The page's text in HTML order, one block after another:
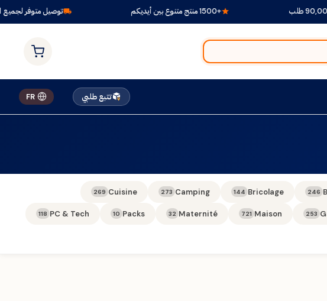
توصيل متوفر لجميع +1500 منتج متنوع بين أيديكم
تتبع طلبي FR
246
Bricolage
144
Camping
273
Cuisine
269
253
Maison
721
Maternité
32
Packs
10
PC & Tech
118